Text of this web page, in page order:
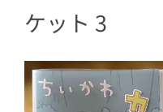
ケット 3